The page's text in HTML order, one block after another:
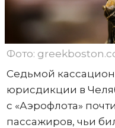
Фото:
Седьмой
юрисдикции в
с «Аэрофлота»
пассажиров, чьи